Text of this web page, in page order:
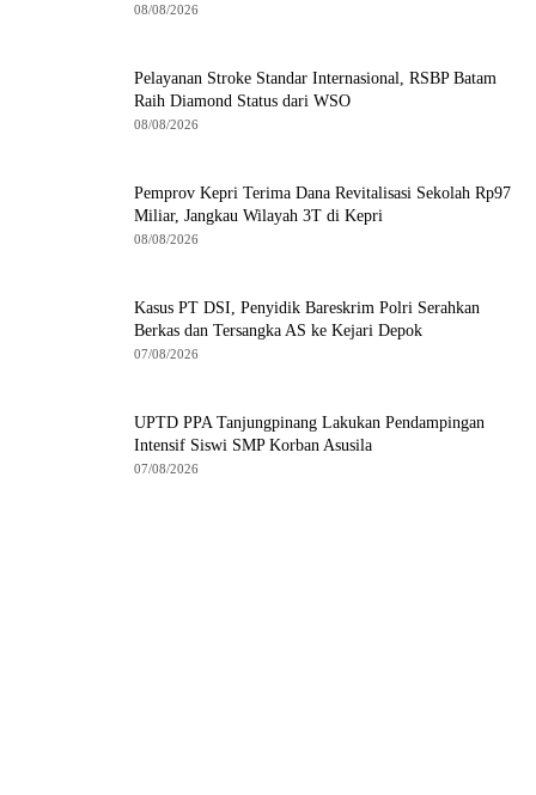
08/08/2026
Pelayanan Stroke Standar Internasional, RSBP Batam
Raih Diamond Status dari WSO
08/08/2026
Pemprov Kepri Terima Dana Revitalisasi Sekolah Rp97
Miliar, Jangkau Wilayah 3T di Kepri
08/08/2026
Kasus PT DSI, Penyidik Bareskrim Polri Serahkan
Berkas dan Tersangka AS ke Kejari Depok
07/08/2026
UPTD PPA Tanjungpinang Lakukan Pendampingan
Intensif Siswi SMP Korban Asusila
07/08/2026